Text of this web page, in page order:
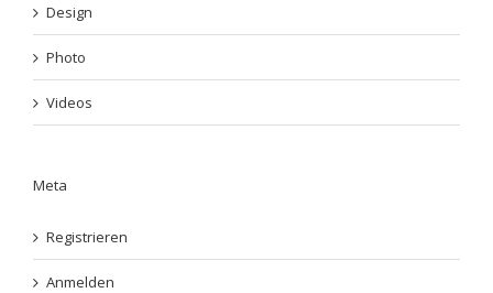
Design
Photo
Videos
Meta
Registrieren
Anmelden